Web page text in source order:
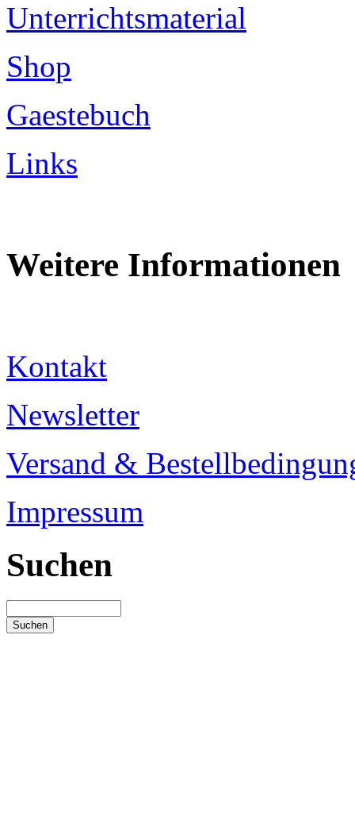
Unterrichtsmaterial
Shop
Gaestebuch
Links
Weitere Informationen
Kontakt
Newsletter
Versand &
Impressum
Suchen